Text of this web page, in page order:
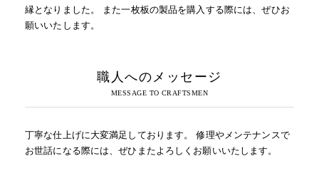
縁となりました。 また一枚板の製品を購入する際には、ぜひお
願いいたします。
職人へのメッセージ
丁寧な仕上げに大変満足しております。 修理やメンテナンスで
お世話になる際には、ぜひまたよろしくお願いいたします。